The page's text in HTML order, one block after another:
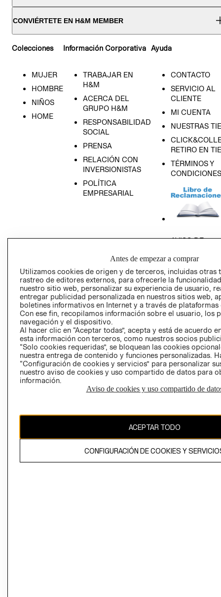
CONVIÉRTETE EN H&M MEMBER
Colecciones
MUJER
HOMBRE
NIÑOS
HOME
Información Corporativa
TRABAJAR EN
H&M
ACERCA DEL
GRUPO H&M
RESPONSABILIDAD
SOCIAL
PRENSA
RELACIÓN CON
INVERSIONISTAS
POLÍTICA
EMPRESARIAL
Ayuda
CONTACTO
SERVICIO AL
CLIENTE
MI CUENTA
NUESTRAS
RETIRO EN
TÉRMINOS Y
CONDICIONES
AVISO DE
GIFT CARD
AVISO DE
Perú (S/)
CAMBIAR REGIÓN
propiedad de H&M Hennes & Mauritz AB
Antes de empezar a comprar
Utilizamos cookies de origen y de terceros, incluidas otras
rastreo de editores externos, para ofrecerle la
nuestro sitio web, personalizar su experiencia de usuario,
entregar publicidad personalizada en nuestros sitios web,
boletines informativos en Internet y a través de plataformas
Con ese fin, recopilamos información sobre el usuario, los
navegación y el dispositivo.
Al hacer clic en “Aceptar todas”, acepta y está de acuerdo
esta información con terceros, como nuestros socios
“Solo cookies requeridas”, se bloquean las cookies
nuestra entrega de contenido y funciones personalizadas.
“Configuración de cookies y servicios” para personalizar
nuestro aviso de cookies y uso compartido de datos para
información.
Aviso de cookies y uso compartido de
ACEPTAR TODO
CONFIGURACIÓN DE COOKIES Y